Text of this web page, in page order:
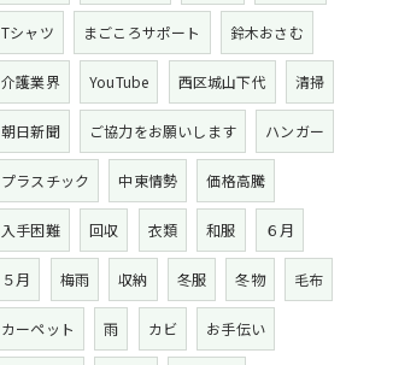
Tシャツ まごころサポート 鈴木おさむ
介護業界 YouTube 西区城山下代 清掃
朝日新聞 ご協力をお願いします ハンガー
プラスチック 中東情勢 価格高騰
入手困難 回収 衣類 和服 ６月
５月 梅雨 収納 冬服 冬物 毛布
カーペット 雨 カビ お手伝い